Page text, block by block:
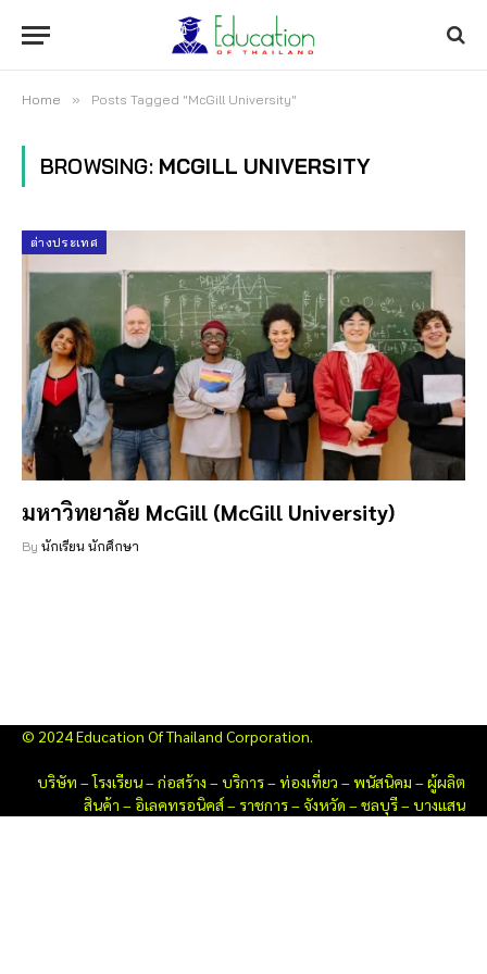
Home » Posts Tagged "McGill University"
BROWSING: MCGILL UNIVERSITY
ต่างประเทศ
มหาวิทยาลัย McGill (McGill University)
By นักเรียน นักศึกษา
© 2024 Education Of Thailand Corporation.
บริษัท –โรงเรียน– ก่อสร้าง – บริการ– ท่องเที่ยว – พนัสนิคม – ผู้ผลิต
สินค้า – อิเลคทรอนิคส์– ราชการ– จังหวัด – ชลบุรี– บางแสน